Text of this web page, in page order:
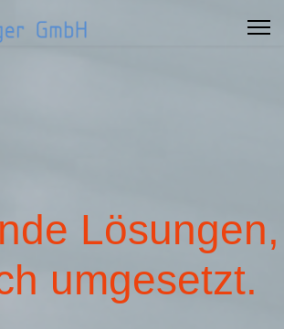
Lösungen,
umgesetzt.